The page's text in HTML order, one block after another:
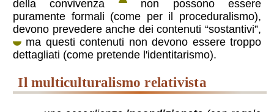
della convivenza
non possono essere
puramente formali (come per il proceduralismo),
devono prevedere anche dei contenuti “sostantivi”,
ma questi contenuti non devono essere troppo
dettagliati (come pretende l'identitarismo).
il multiculturalismo relativista